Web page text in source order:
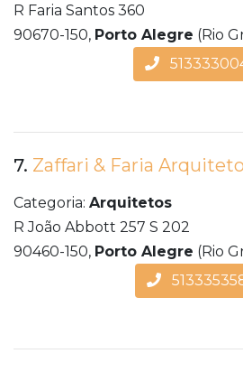
R Faria Santos 360
90670-150, Porto Alegre (Rio
7. Zaffari & Faria
Categoria: Arquitetos
R João Abbott 257 S 202
90460-150, Porto Alegre (Rio